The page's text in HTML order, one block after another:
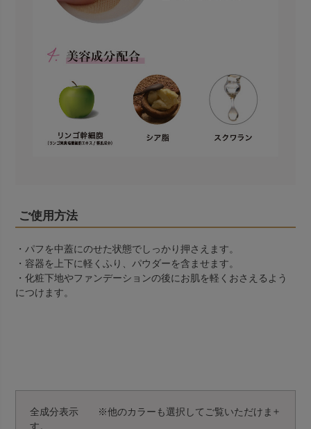
ご使用方法
・パフを中蓋にのせた状態でしっかり押さえます。
・容器を上下に軽くふり、パウダーを含ませます。
・化粧下地やファンデーションの後にお肌を軽くおさえるよう
につけます。
全成分表示 ※他のカラーも選択してご覧いただけま
す。